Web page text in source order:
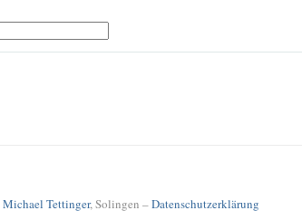
Michael Tettinger, Solingen –Datenschutzerklärung